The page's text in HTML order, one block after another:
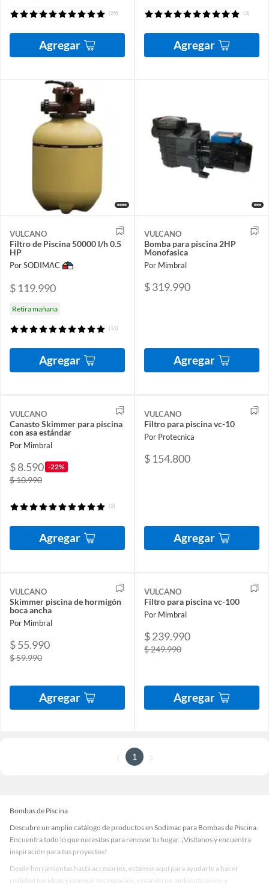
(29)
Agregar
(3)
Agregar
VULCANO
Filtro de Piscina 50000 l/h 0.5
HP
Por SODIMAC
$ 119.990
Retira mañana
(11)
Agregar
VULCANO
Bomba para piscina 2HP
Monofasica
Por Mimbral
$ 319.990
Agregar
VULCANO
Canasto Skimmer para piscina
con asa estándar
Por Mimbral
$ 8.590 -22%
$ 10.990
(5)
Agregar
VULCANO
Filtro para piscina vc-10
Por Protecnica
$ 154.800
Agregar
VULCANO
Skimmer piscina de hormigón
boca ancha
Por Mimbral
$ 55.990
$ 59.990
Agregar
VULCANO
Filtro para piscina vc-100
Por Mimbral
$ 239.990
$ 249.990
Agregar
1
Bombas de Piscina
Descubre un amplio catálogo de productos en Sodimac para Bombas de Piscina.
Encuentra todo lo que necesitas para renovar tu hogar. ¡Visítanos y encuentra
inspiración para tus proyectos!
Desde herramientas hasta accesorios, estamos aquí para ayudarte a hacer
realidad tus ideas y renovar tus espacios, creando un ambiente único y